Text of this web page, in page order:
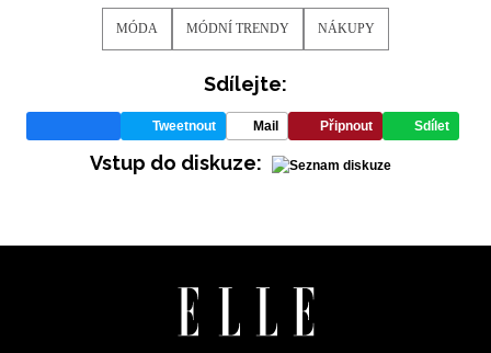
MÓDA MÓDNÍ TRENDY NÁKUPY
Sdílejte:
Tweetnout Mail Připnout Sdílet
Vstup do diskuze: